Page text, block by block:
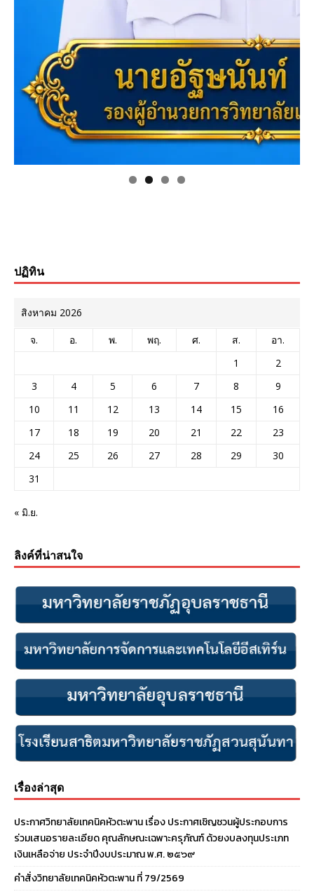
ปฏิทิน
สิงหาคม 2026
จ. อ. พ. พฤ. ศ. ส.
อา.
1
2
3
4 5 6 7 8
9
10
11 12 13 14 15
16
17
18 19 20 21 22
23
24
25 26 27 28 29
30
31
« มิ.ย.
ลิงค์ที่น่าสนใจ
เรื่องล่าสุด
ประกาศวิทยาลัยเทคนิคหัวตะพาน เรื่อง ประกาศเชิญชวนผู้ประกอบการ
ร่วมเสนอรายละเอียด คุณลักษณะเฉพาะครุภัณฑ์ ด้วยงบลงทุนประเภท
เงินเหลือจ่าย ประจําปีงบประมาณ พ.ศ. ๒๕๖๙
คำสั่งวิทยาลัยเทคนิคหัวตะพาน ที่ 79/2569